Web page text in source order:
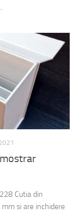
Cutia din
si are inchidere